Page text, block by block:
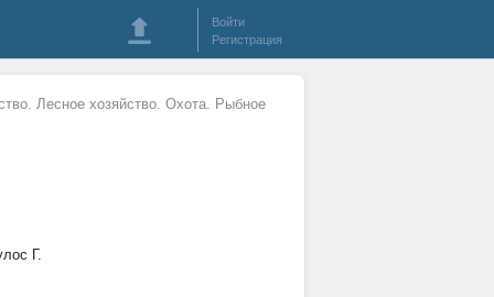
Войти
Регистрация
Лесное хозяйство. Охота. Рыбное
Г.